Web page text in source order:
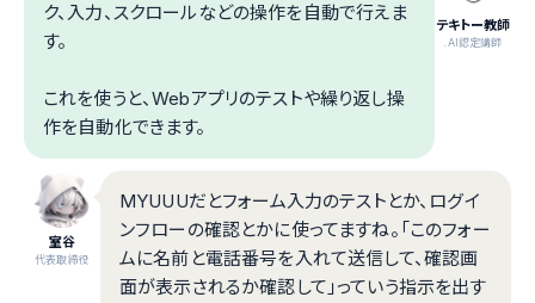
テキトー教師
.AI認定講師
ク、入力、スクロールなどの操作を自動で行えま
す。
これを使うと、Webアプリのテストや繰り返し操
作を自動化できます。
室谷
代表取締役
MYUUUだとフォーム入力のテストとか、ログイ
ンフローの確認とかに使ってますね。「このフォー
ムに名前と電話番号を入れて送信して、確認画
面が表示されるか確認して」っていう指示を出す